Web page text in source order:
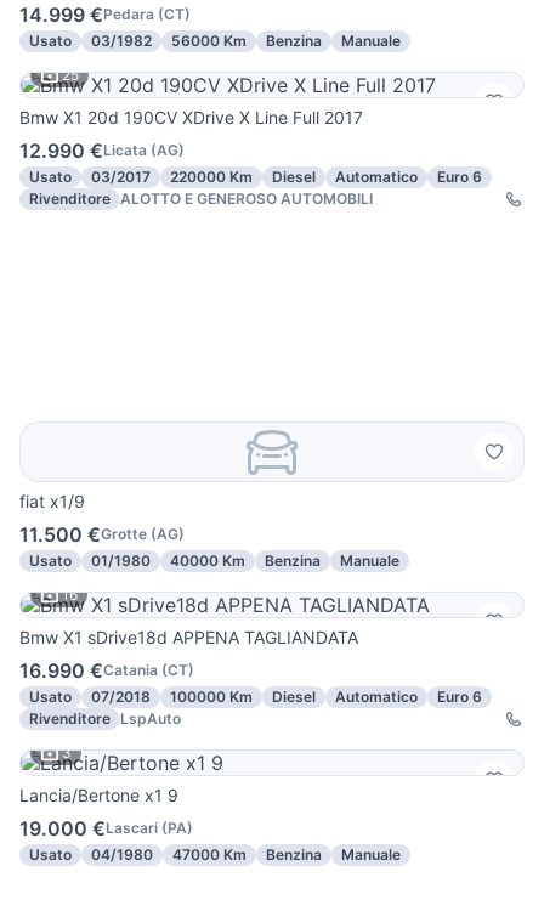
14.999 €Pedara (CT)
Usato
03/1982 56000 Km Benzina
Manuale
25
Bmw X1 20d 190CV XDrive X Line Full 2017
12.990 €Licata (AG)
Usato
03/2017 220000 Km Diesel Automatico
Euro 6
Rivenditore ALOTTO E GENEROSO AUTOMOBILI
fiat x1/9
11.500 €Grotte (AG)
Usato
01/1980 40000 Km Benzina
Manuale
16
Bmw X1 sDrive18d APPENA TAGLIANDATA
16.990 €Catania (CT)
Usato
07/2018 100000 Km Diesel Automatico
Euro 6
Rivenditore LspAuto
3
Lancia/Bertone x1 9
19.000 €Lascari (PA)
Usato
04/1980 47000 Km Benzina Manuale